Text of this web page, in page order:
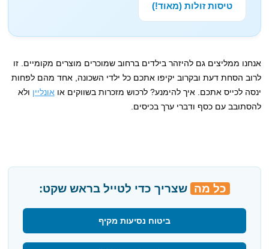
טיסות זולות (מאוד!)
אנחנו ממליצים גם להיזהר בילדים ברחוב שמוכרים מוצרים מקומיים. זו
לרוב הסחת דעת ובקרוב יקיפו אתכם כל ילדי השכונה, אחד מהם לפחות
ינסה לכייס אתכם. איך להימנע? לרכוש מזכרות בשווקים אואונליין ולא
להסתובב עם כסף ודברי ערך בכיסים.
כל מה שצריך כדי לטייל בראש שקט:
ביטוח נסיעות מקיף